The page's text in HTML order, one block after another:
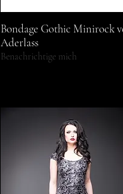
Schnellansicht
Bondage Gothic Minirock
Aderlass
Benachrichtige mich